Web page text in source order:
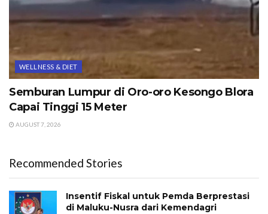
WELLNESS & DIET
Semburan Lumpur di Oro-oro Kesongo Blora
Capai Tinggi 15 Meter
AUGUST 7, 2026
Recommended Stories
Insentif Fiskal untuk Pemda Berprestasi
di Maluku-Nusra dari Kemendagri